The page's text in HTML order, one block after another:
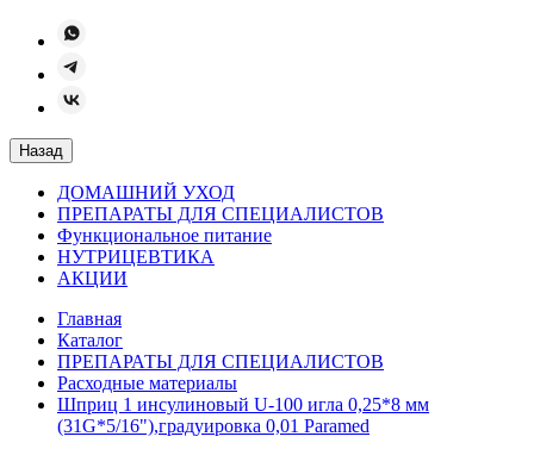
Назад
ДОМАШНИЙ УХОД
ПРЕПАРАТЫ ДЛЯ СПЕЦИАЛИСТОВ
Функциональное питание
НУТРИЦЕВТИКА
АКЦИИ
Главная
Каталог
ПРЕПАРАТЫ ДЛЯ СПЕЦИАЛИСТОВ
Расходные материалы
Шприц 1 инсулиновый U-100 игла 0,25*8 мм
(31G*5/16"),градуировка 0,01 Paramed